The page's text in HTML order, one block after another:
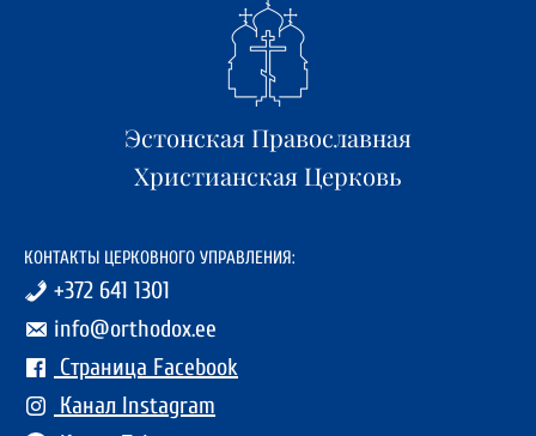
Эстонская Православная
Христианская Церковь
КОНТАКТЫ ЦЕРКОВНОГО УПРАВЛЕНИЯ:
+372 641 1301
info@orthodox.ee
Страница Facebook
Канал Instagram